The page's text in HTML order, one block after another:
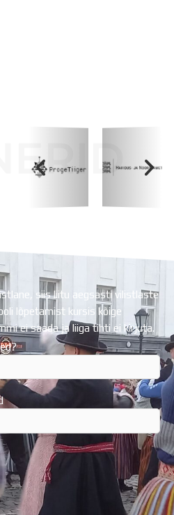
siis liitu aegsasti vilistlaste
lõpetamist kursis kõige
ei saada ja liiga tihti ei kirjuta.